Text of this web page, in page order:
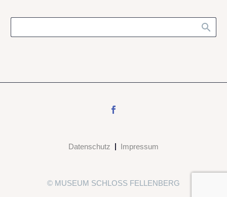
Datenschutz Impressum
© MUSEUM SCHLOSS FELLENBERG